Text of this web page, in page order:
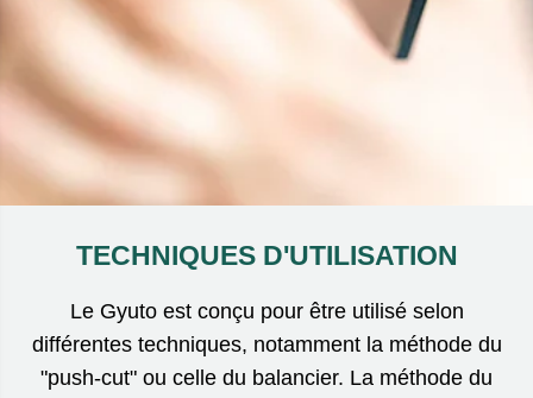
TECHNIQUES D'UTILISATION
Le Gyuto est conçu pour être utilisé selon
différentes techniques, notamment la méthode du
"push-cut" ou celle du balancier. La méthode du